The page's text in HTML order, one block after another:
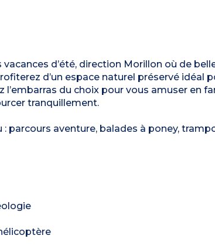
vacances d’été, direction Morillon où de
d’un espace naturel préservé idéal
l’embarras du choix pour vous amuser en
tranquillement.
: parcours aventure, balades à poney,